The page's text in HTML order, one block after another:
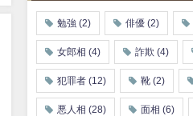
勉強 (2) 俳優 (2)
女郎相 (4) 詐欺 (4)
犯罪者 (12) 靴 (2)
悪人相 (28) 面相 (6)